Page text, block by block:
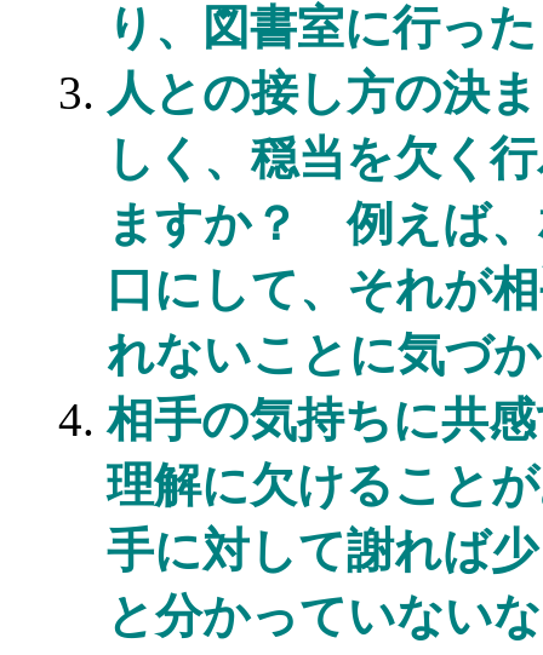
り、図書室に行っ
人との接し方の決
しく、穏当を欠く
ますか？ 例えば、
口にして、それが
れないことに気づ
相手の気持ちに共
理解に欠けること
手に対して謝れば
と分かっていない